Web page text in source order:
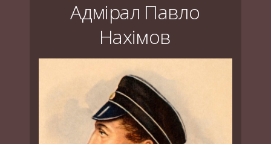
Адмірал Павло
Нахімов